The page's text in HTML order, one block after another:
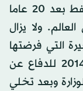
من العمر 81 عاما من الحديث عن النفط بعد 20 عاما
ولا يزال
التي فرضتها
المملكة في نوفمبر (تشرين الثاني) 2014 للدفاع عن
وبعد تخلي